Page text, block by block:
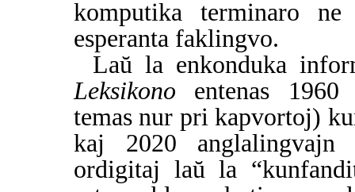
komputika terminaro
esperanta faklingvo.
Laŭ la enkonduka
Leksikono entenas 1960
temas nur pri kapvortoj)
kaj 2020
ordigitaj laŭ la